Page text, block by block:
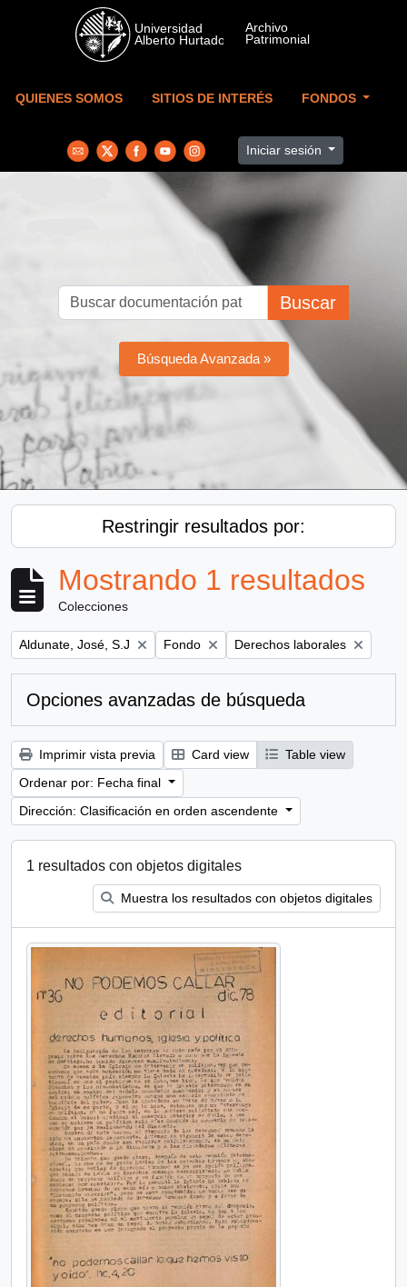
Skip to main content
QUIENES SOMOS SITIOS DE INTERÉS FONDOS
Iniciar sesión
Buscar
Búsqueda Avanzada »
Restringir resultados por:
Mostrando 1 resultados
Colecciones
Remove filter:
Aldunate, José, S.J Remove filter:
Fondo Remove filter:
Derechos laborales
Opciones avanzadas de búsqueda
Imprimir vista previa Card view
Table view
Ordenar por: Fecha final
Dirección: Clasificación en orden ascendente
1 resultados con objetos digitales
Muestra los resultados con objetos digitales